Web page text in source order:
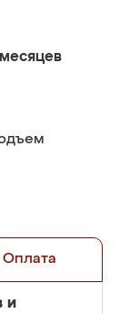
Оплата
и